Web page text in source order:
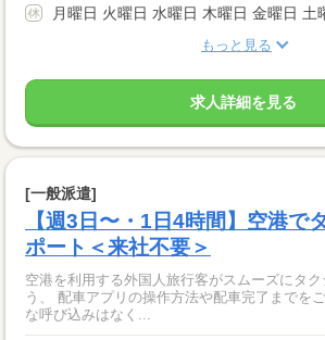
月曜日 火曜日 水曜日 木曜日 金曜日 土
もっと見る
求人詳細を見る
[一般派遣]
【週3日〜・1日4時間】空港で
ポート＜来社不要＞
空港を利用する外国人旅行客がスムーズにタ
う、 配車アプリの操作方法や配車完了までをご案内
な呼び込みはなく...